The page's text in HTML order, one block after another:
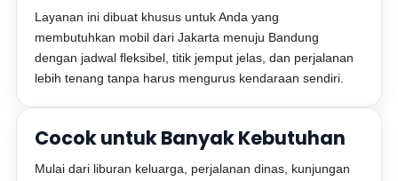
Layanan ini dibuat khusus untuk Anda yang
membutuhkan mobil dari Jakarta menuju Bandung
dengan jadwal fleksibel, titik jemput jelas, dan perjalanan
lebih tenang tanpa harus mengurus kendaraan sendiri.
Cocok untuk Banyak Kebutuhan
Mulai dari liburan keluarga, perjalanan dinas, kunjungan